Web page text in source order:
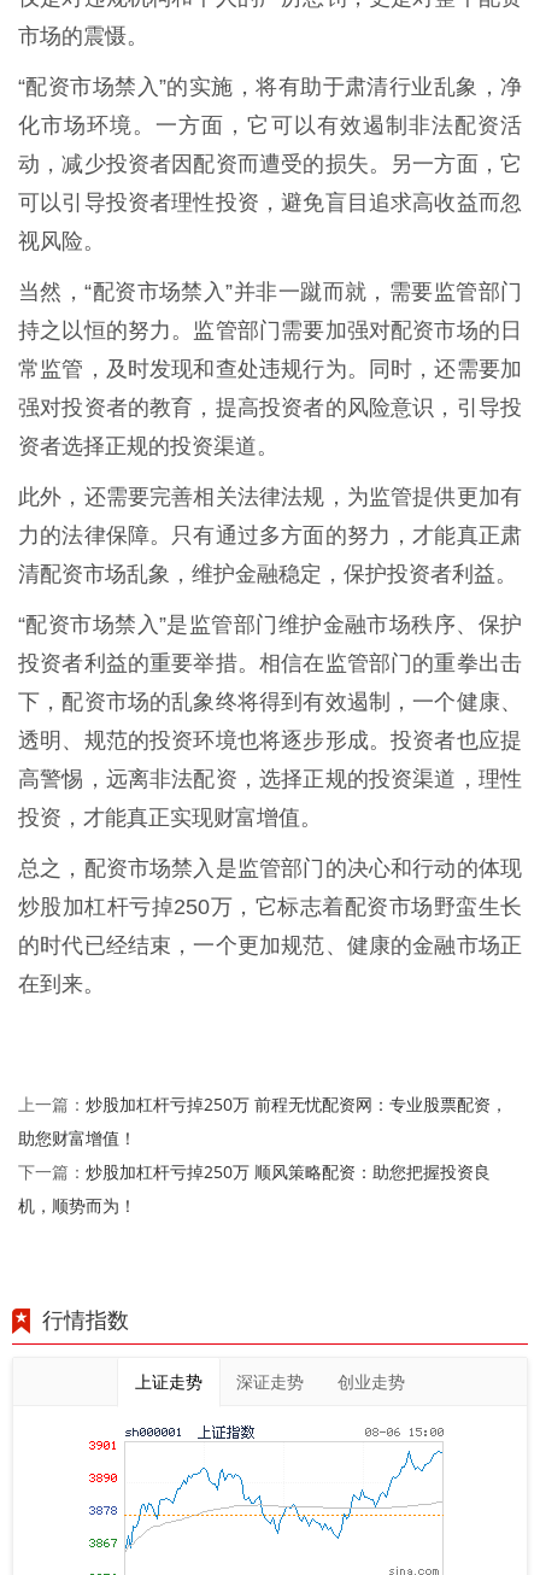
市场的震慑。
“配资市场禁入”的实施，将有助于肃清行业乱象，净
化市场环境。一方面，它可以有效遏制非法配资活
动，减少投资者因配资而遭受的损失。另一方面，它
可以引导投资者理性投资，避免盲目追求高收益而忽
视风险。
当然，“配资市场禁入”并非一蹴而就，需要监管部门
持之以恒的努力。监管部门需要加强对配资市场的日
常监管，及时发现和查处违规行为。同时，还需要加
强对投资者的教育，提高投资者的风险意识，引导投
资者选择正规的投资渠道。
此外，还需要完善相关法律法规，为监管提供更加有
力的法律保障。只有通过多方面的努力，才能真正肃
清配资市场乱象，维护金融稳定，保护投资者利益。
“配资市场禁入”是监管部门维护金融市场秩序、保护
投资者利益的重要举措。相信在监管部门的重拳出击
下，配资市场的乱象终将得到有效遏制，一个健康、
透明、规范的投资环境也将逐步形成。投资者也应提
高警惕，远离非法配资，选择正规的投资渠道，理性
投资，才能真正实现财富增值。
总之，配资市场禁入是监管部门的决心和行动的体现
炒股加杠杆亏掉250万，它标志着配资市场野蛮生长
的时代已经结束，一个更加规范、健康的金融市场正
在到来。
上一篇： 炒股加杠杆亏掉250万 前程无忧配资网：专业股票配资，
助您财富增值！
下一篇： 炒股加杠杆亏掉250万 顺风策略配资：助您把握投资良
机，顺势而为！
行情指数
上证走势 深证走势 创业走势